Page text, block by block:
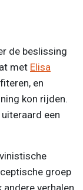
de beslissing
met Elisa
en
kon rijden.
een
groep